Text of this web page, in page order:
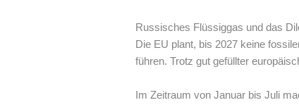
Russisches Flüssiggas und das
Die EU plant, bis 2027 keine
führen. Trotz gut gefüllter
Im Zeitraum von Januar bis Juli